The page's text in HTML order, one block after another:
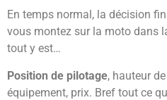
En temps normal, la décision
vous montez sur la moto dans
tout y est…
Position de pilotage, hauteur
équipement, prix. Bref tout ce